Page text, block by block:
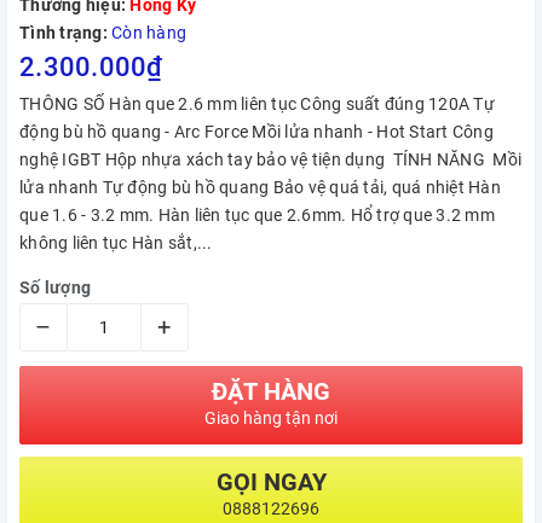
Thương hiệu: Hồng Ký
Tình trạng: Còn hàng
2.300.000₫
THÔNG SỐ Hàn que 2.6 mm liên tục Công suất đúng 120A Tự
động bù hồ quang - Arc Force Mồi lửa nhanh - Hot Start Công
nghệ IGBT Hộp nhựa xách tay bảo vệ tiện dụng TÍNH NĂNG Mồi
lửa nhanh Tự động bù hồ quang Bảo vệ quá tải, quá nhiệt Hàn
que 1.6 - 3.2 mm. Hàn liên tục que 2.6mm. Hổ trợ que 3.2 mm
không liên tục Hàn sắt,...
Số lượng
– +
ĐẶT HÀNG
Giao hàng tận nơi
GỌI NGAY
0888122696